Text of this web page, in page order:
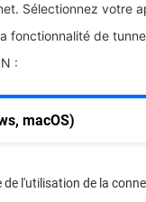
Sélectionnez votre
fonctionnalité de
:
macOS)
de l'utilisation de la